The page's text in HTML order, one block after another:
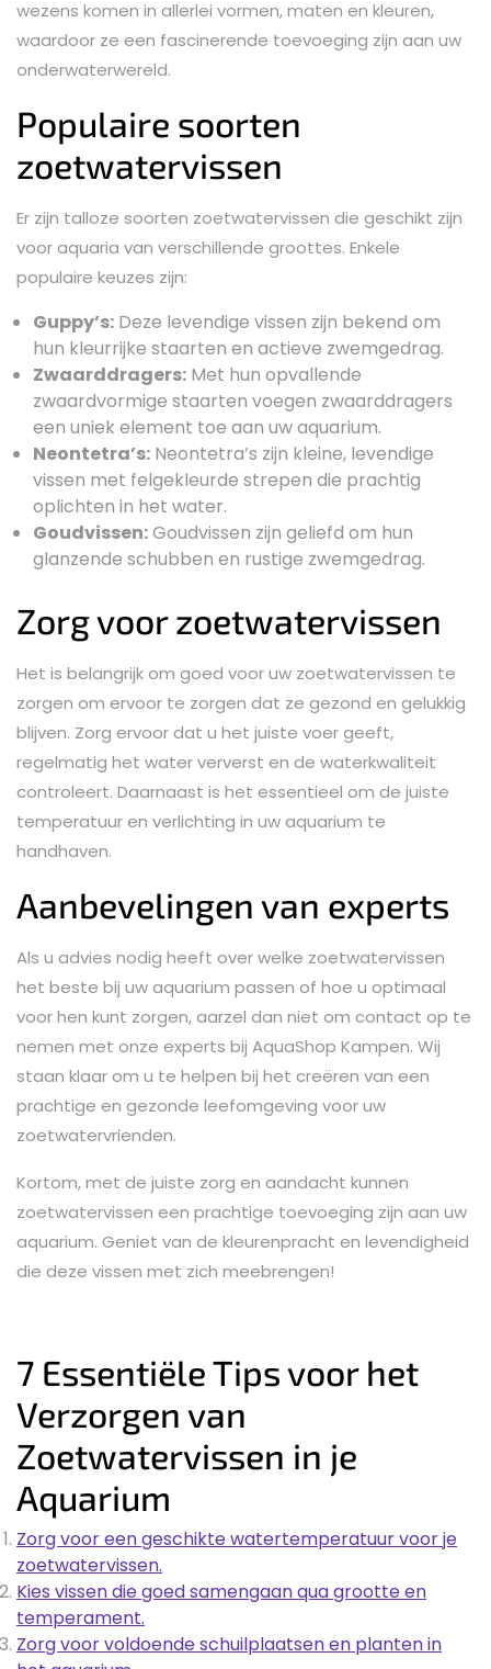
wezens komen in allerlei vormen, maten en kleuren,
waardoor ze een fascinerende toevoeging zijn aan uw
onderwaterwereld.
Populaire soorten
zoetwatervissen
Er zijn talloze soorten zoetwatervissen die geschikt zijn
voor aquaria van verschillende groottes. Enkele
populaire keuzes zijn:
Guppy’s: Deze levendige vissen zijn bekend om
hun kleurrijke staarten en actieve zwemgedrag.
Zwaarddragers: Met hun opvallende
zwaardvormige staarten voegen zwaarddragers
een uniek element toe aan uw aquarium.
Neontetra’s: Neontetra’s zijn kleine, levendige
vissen met felgekleurde strepen die prachtig
oplichten in het water.
Goudvissen:Goudvissen zijn geliefd om hun
glanzende schubben en rustige zwemgedrag.
Zorg voor zoetwatervissen
Het is belangrijk om goed voor uw zoetwatervissen te
zorgen om ervoor te zorgen dat ze gezond en gelukkig
blijven. Zorg ervoor dat u het juiste voer geeft,
regelmatig het water ververst en de waterkwaliteit
controleert. Daarnaast is het essentieel om de juiste
temperatuur en verlichting in uw aquarium te
handhaven.
Aanbevelingen van experts
Als u advies nodig heeft over welke zoetwatervissen
het beste bij uw aquarium passen of hoe u optimaal
voor hen kunt zorgen, aarzel dan niet om contact op te
nemen met onze experts bij AquaShop Kampen. Wij
staan klaar om u te helpen bij het creëren van een
prachtige en gezonde leefomgeving voor uw
zoetwatervrienden.
Kortom, met de juiste zorg en aandacht kunnen
zoetwatervissen een prachtige toevoeging zijn aan uw
aquarium. Geniet van de kleurenpracht en levendigheid
die deze vissen met zich meebrengen!
7 Essentiële Tips voor het
Verzorgen van
Zoetwatervissen in je
Aquarium
Zorg voor een geschikte watertemperatuur voor je
zoetwatervissen.
Kies vissen die goed samengaan qua grootte en
temperament.
Zorg voor voldoende schuilplaatsen en planten in